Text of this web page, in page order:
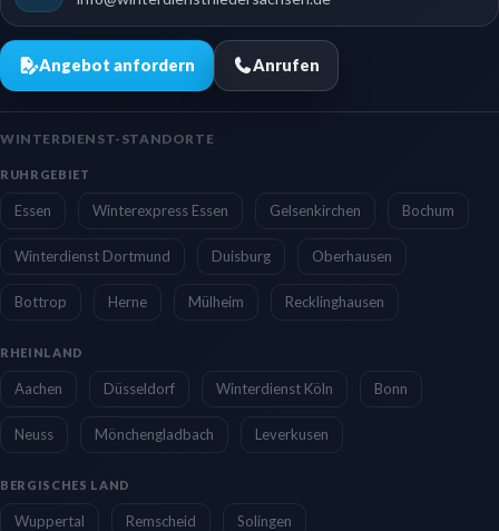
Angebot anfordern Anrufen
WINTERDIENST-STANDORTE
RUHRGEBIET
Essen Winterexpress Essen Gelsenkirchen Bochum
Winterdienst Dortmund Duisburg Oberhausen
Bottrop Herne Mülheim Recklinghausen
RHEINLAND
Aachen Düsseldorf Winterdienst Köln Bonn
Neuss Mönchengladbach Leverkusen
BERGISCHES LAND
Wuppertal Remscheid Solingen